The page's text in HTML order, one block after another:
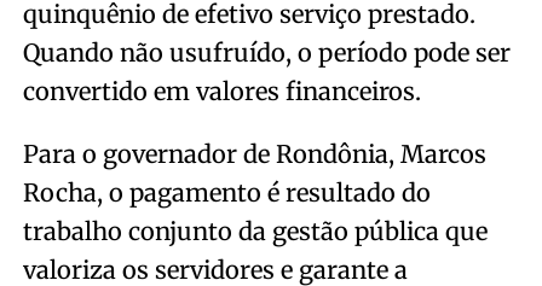
quinquênio de efetivo serviço prestado.
Quando não usufruído, o período pode ser
convertido em valores financeiros.
Para o governador de Rondônia, Marcos
Rocha, o pagamento é resultado do
trabalho conjunto da gestão pública que
valoriza os servidores e garante a